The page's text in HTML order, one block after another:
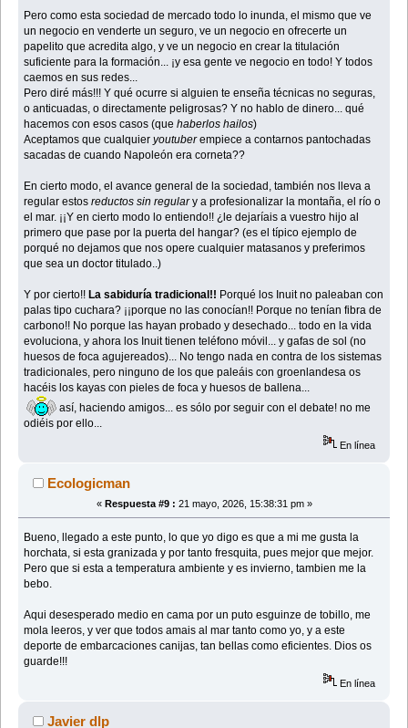
Pero como esta sociedad de mercado todo lo inunda, el mismo que ve
un negocio en venderte un seguro, ve un negocio en ofrecerte un
papelito que acredita algo, y ve un negocio en crear la titulación
suficiente para la formación... ¡y esa gente ve negocio en todo! Y todos
caemos en sus redes...
Pero diré más!!! Y qué ocurre si alguien te enseña técnicas no seguras,
o anticuadas, o directamente peligrosas? Y no hablo de dinero... qué
hacemos con esos casos (quehaberlos hailos)
Aceptamos que cualquieryoutuberempiece a contarnos pantochadas
sacadas de cuando Napoleón era corneta??
En cierto modo, el avance general de la sociedad, también nos lleva a
regular estosreductos sin regulary a profesionalizar la montaña, el río o
el mar. ¡¡Y en cierto modo lo entiendo!! ¿le dejaríais a vuestro hijo al
primero que pase por la puerta del hangar? (es el típico ejemplo de
porqué no dejamos que nos opere cualquier matasanos y preferimos
que sea un doctor titulado..)
Y por cierto!!La sabiduría tradicional!! Porqué los Inuit no paleaban con
palas tipo cuchara? ¡¡porque no las conocían!! Porque no tenían fibra de
carbono!! No porque las hayan probado y desechado... todo en la vida
evoluciona, y ahora los Inuit tienen teléfono móvil... y gafas de sol (no
huesos de foca agujereados)... No tengo nada en contra de los sistemas
tradicionales, pero ninguno de los que paleáis con groenlandesa os
hacéis los kayas con pieles de foca y huesos de ballena...
así, haciendo amigos... es sólo por seguir con el debate! no me
odiéis por ello...
En línea
Ecologicman
« Respuesta #9 : 21 mayo, 2026, 15:38:31 pm »
Bueno, llegado a este punto, lo que yo digo es que a mi me gusta la
horchata, si esta granizada y por tanto fresquita, pues mejor que mejor.
Pero que si esta a temperatura ambiente y es invierno, tambien me la
bebo.
Aqui desesperado medio en cama por un puto esguinze de tobillo, me
mola leeros, y ver que todos amais al mar tanto como yo, y a este
deporte de embarcaciones canijas, tan bellas como eficientes. Dios os
guarde!!!
En línea
Javier dlp